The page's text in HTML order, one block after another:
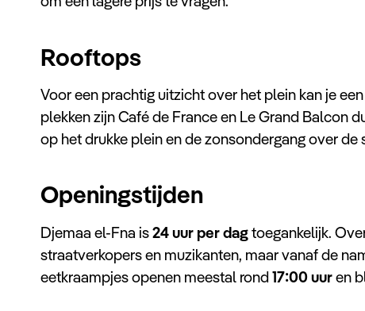
Rooftops
Voor een prachtig uitzicht over het plein kan je
plekken zijn Café de France en Le Grand Balcon
op het drukke plein en de zonsondergang over de
Openingstijden
Djemaa el-Fna is24 uur per dagtoegankelijk.
straatverkopers en muzikanten, maar vanaf de
eetkraampjes openen meestal rond17:00 uuren